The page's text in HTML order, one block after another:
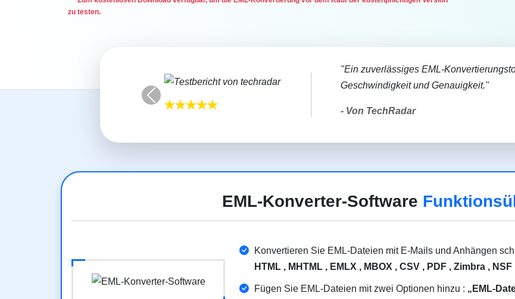
zu testen.
"Ein zuverlässiges EML-
Geschwindigkeit und Genauigkeit."
- Von TechRadar
Vorherige
EML-Konverter-Software
Konvertieren Sie EML-Dateien mit E-Mails und Anhängen
HTML , MHTML , EMLX , MBOX , CSV , PDF , Zimbra ,
Fügen Sie EML-Dateien mit zwei Optionen hinzu : „EML-